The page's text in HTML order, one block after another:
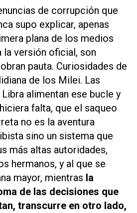
de corrupción que
supo explicar, apenas
plana de los medios
la versión oficial, son
pauta. Curiosidades de
de los Milei. Las
alimentan ese bucle y
falta, que el saqueo
no es la aventura
sino un sistema que
más altas autoridades,
hermanos, y al que se
mayor, mientras la
de las decisiones que
transcurre en otro lado,